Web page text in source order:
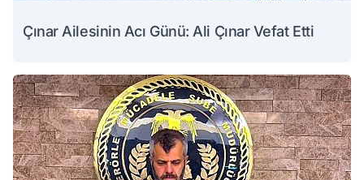
Çınar Ailesinin Acı Günü: Ali Çınar Vefat Etti